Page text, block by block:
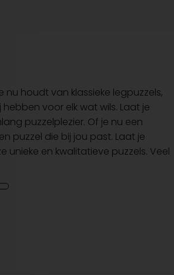
houdt van klassieke legpuzzels,
voor elk wat wils. Laat je
puzzelplezier. Of je nu een
puzzel die bij jou past. Laat je
en kwalitatieve puzzels. Veel